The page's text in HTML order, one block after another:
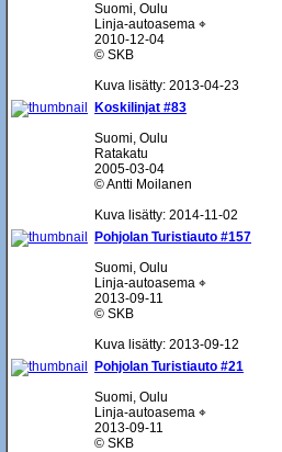
Suomi, Oulu
Linja-autoasema ⌖
2010-12-04
© SKB
Kuva lisätty: 2013-04-23
Koskilinjat #83
Suomi, Oulu
Ratakatu
2005-03-04
© Antti Moilanen
Kuva lisätty: 2014-11-02
Pohjolan Turistiauto #157
Suomi, Oulu
Linja-autoasema ⌖
2013-09-11
© SKB
Kuva lisätty: 2013-09-12
Pohjolan Turistiauto #21
Suomi, Oulu
Linja-autoasema ⌖
2013-09-11
© SKB